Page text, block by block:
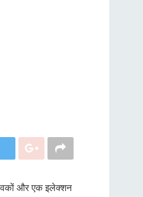
और एक इलेक्शन